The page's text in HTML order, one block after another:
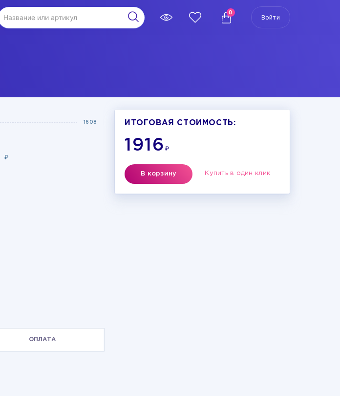
0
Войти
1608
₽
ОПЛАТА
ИТОГОВАЯ СТОИМОСТЬ:
1916 ₽
В корзину Купить в один клик